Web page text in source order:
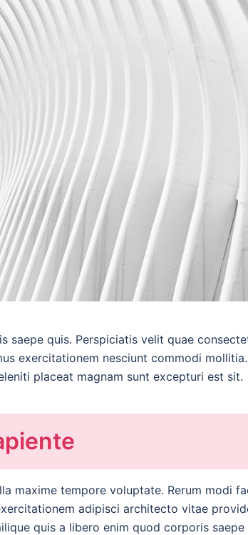
saepe quis. Perspiciatis velit quae
exercitationem nesciunt commodi
placeat magnam sunt excepturi est sit.
maxime tempore voluptate. Rerum modi
adipisci architecto vitae
quis a libero enim quod corporis saepe